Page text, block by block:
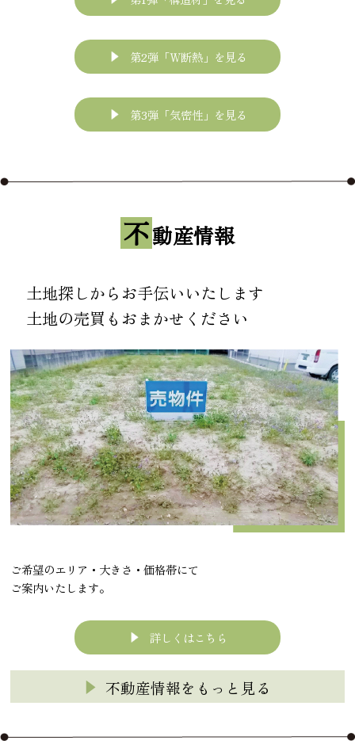
第2弾「Ｗ断熱」を見る
第3弾「気密性」を見る
不動産情報
土地探しからお手伝いいたします
土地の売買もおまかせください
ご希望のエリア・大きさ・価格帯にて
ご案内いたします。
詳しくはこちら
不動産情報をもっと見る